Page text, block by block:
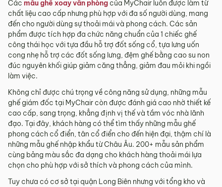
Các mẫu ghế xoay văn phòng của MyChair luôn được làm từ
chất liệu cao cấp nhưng phù hợp với đa số người dùng, mang
đến cho người dùng sự thoải mái và phong cách. Các sản
phẩm được tích hợp đa chức năng chuẩn của 1 chiếc ghế
công thái học với tựa đầu hỗ trợ đốt sống cổ, tựa lưng uốn
cong nhẹ hỗ trợ các đốt sống lưng, đệm ghế bằng cao su non
đúc nguyên khối giúp giảm căng thẳng, giảm đau mỏi khi ngồi
làm việc.
Không chỉ được chú trọng về công năng sử dụng, những mẫu
ghế giám đốc tại MyChair còn được đánh giá cao nhờ thiết kế
cao cấp, sang trọng, khẳng định vị thế và tầm vóc nhà lãnh
đạo. Tại đây, khách hàng có thể tìm thấy những mẫu ghế
phong cách cổ điển, tân cổ điển cho đến hiện đại, thậm chí là
những mẫu ghế nhập khẩu từ Châu Âu. 200+ mẫu sản phẩm
cùng bảng màu sắc đa dạng cho khách hàng thoải mái lựa
chọn cho phù hợp với sở thích và phong cách của mình.
Tuy chưa có cơ sở tại quận Long Biên nhưng với tổng kho và